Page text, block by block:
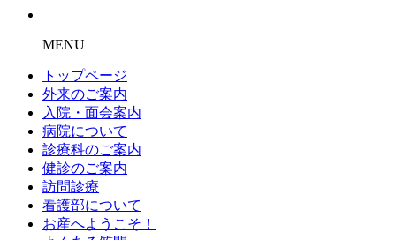
MENU
トップページ
外来のご案内
入院・面会案内
病院について
診療科のご案内
健診のご案内
訪問診療
看護部について
お産へようこそ！